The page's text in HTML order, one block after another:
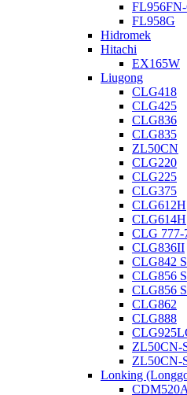
FL958G
Hidromek
Hitachi
EX165W
Liugong
CLG418
CLG425
CLG836
CLG835
ZL50CN
CLG220
CLG225
CLG375
CLG612H
CLG614H
CLG 777-
CLG836II
CLG842
CLG856
CLG856
CLG862
CLG888
ZL50CN-
ZL50CN-
Lonking